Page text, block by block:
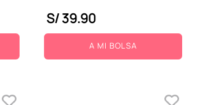
S/39.90
A MI BOLSA